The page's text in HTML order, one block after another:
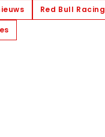
Red Bull Racing